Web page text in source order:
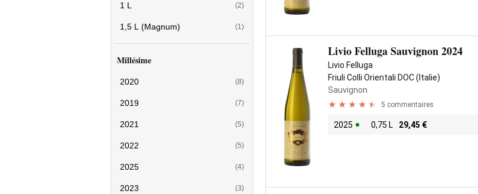
1 L (2)
1,5 L (Magnum) (1)
Millésime
2020 (8)
2019 (7)
2021 (5)
2022 (5)
2025 (4)
2023 (3)
Livio Felluga Sauvignon 2024
Livio Felluga
Friuli Colli Orientali DOC (Italie)
Sauvignon
5 commentaires
2025 0,75 L 29,45 €